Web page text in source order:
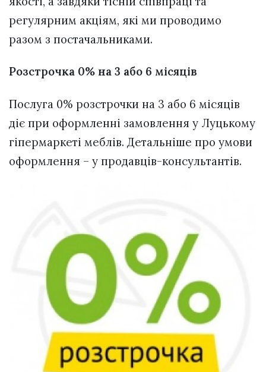
регулярним акціям, які ми проводимо
разом з постачальниками.
Розстрочка 0% на 3 або 6 місяців
Послуга 0% розстрочки на 3 або 6 місяців
діє при оформленні замовлення у Луцькому
гіпермаркеті меблів. Детальніше про умови
оформлення – у продавців-консультантів.